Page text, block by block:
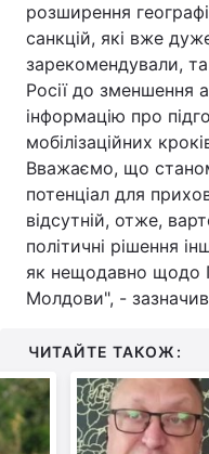
розширення
санкцій, які вже
зарекомендували,
Росії до зменшення
інформацію про
мобілізаційних
Вважаємо, що
потенціал для
відсутній, отже,
політичні рішення
як нещодавно щодо
Молдови", - зазначив
ЧИТАЙТЕ ТАКОЖ: